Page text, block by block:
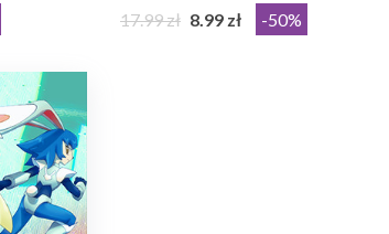
17.99 zł 8.99 zł -50%